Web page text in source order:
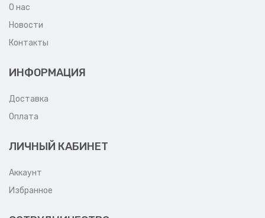
О нас
Новости
Контакты
ИНФОРМАЦИЯ
Доставка
Оплата
ЛИЧНЫЙ КАБИНЕТ
Аккаунт
Избранное